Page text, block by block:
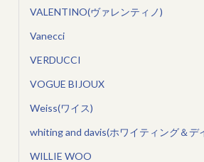
VALENTINO(ヴァレンティノ)
Vanecci
VERDUCCI
VOGUE BIJOUX
Weiss(ワイス)
whiting and davis(ホワイティング＆デ
WILLIE WOO